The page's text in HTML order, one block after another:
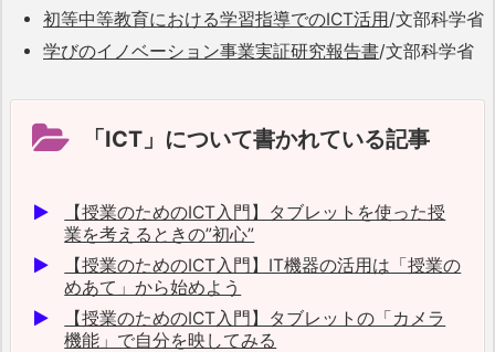
初等中等教育における学習指導でのICT活用 /文部科学省
学びのイノベーション事業実証研究報告書/文部科学省
「ICT」について書かれている記事
【授業のためのICT入門】タブレットを使った授
業を考えるときの”初心”
【授業のためのICT入門】IT機器の活用は「授業の
めあて」から始めよう
【授業のためのICT入門】タブレットの「カメラ
機能」で自分を映してみる